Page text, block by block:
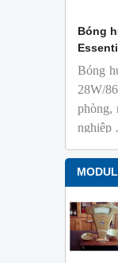
Bóng
Bóng
28W/
phòng,
nghiệp